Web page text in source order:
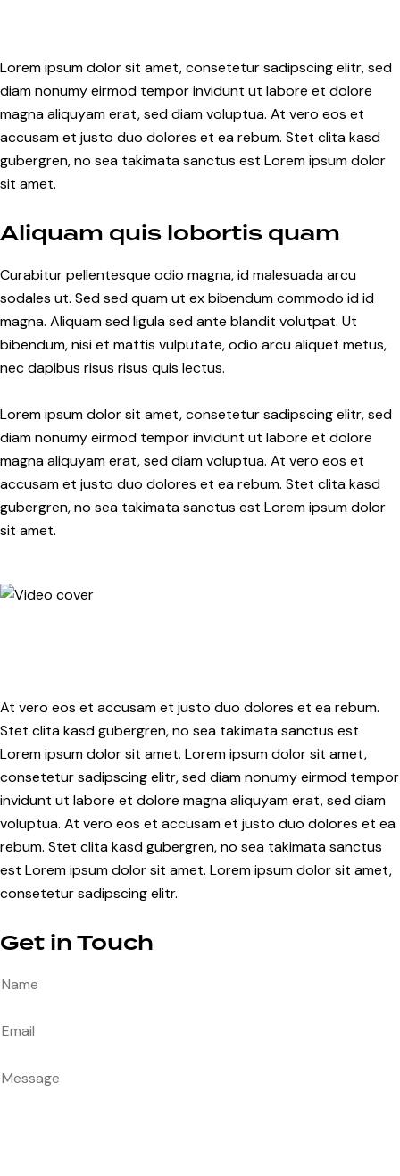
Lorem ipsum dolor sit amet, consetetur sadipscing elitr, sed
diam nonumy eirmod tempor invidunt ut labore et dolore
magna aliquyam erat, sed diam voluptua. At vero eos et
accusam et justo duo dolores et ea rebum. Stet clita kasd
gubergren, no sea takimata sanctus est Lorem ipsum dolor
sit amet.
Aliquam quis lobortis quam
Curabitur pellentesque odio magna, id malesuada arcu
sodales ut. Sed sed quam ut ex bibendum commodo id id
magna. Aliquam sed ligula sed ante blandit volutpat. Ut
bibendum, nisi et mattis vulputate, odio arcu aliquet metus,
nec dapibus risus risus quis lectus.
Lorem ipsum dolor sit amet, consetetur sadipscing elitr, sed
diam nonumy eirmod tempor invidunt ut labore et dolore
magna aliquyam erat, sed diam voluptua. At vero eos et
accusam et justo duo dolores et ea rebum. Stet clita kasd
gubergren, no sea takimata sanctus est Lorem ipsum dolor
sit amet.
At vero eos et accusam et justo duo dolores et ea rebum.
Stet clita kasd gubergren, no sea takimata sanctus est
Lorem ipsum dolor sit amet. Lorem ipsum dolor sit amet,
consetetur sadipscing elitr, sed diam nonumy eirmod tempor
invidunt ut labore et dolore magna aliquyam erat, sed diam
voluptua. At vero eos et accusam et justo duo dolores et ea
rebum. Stet clita kasd gubergren, no sea takimata sanctus
est Lorem ipsum dolor sit amet. Lorem ipsum dolor sit amet,
consetetur sadipscing elitr.
Get in Touch